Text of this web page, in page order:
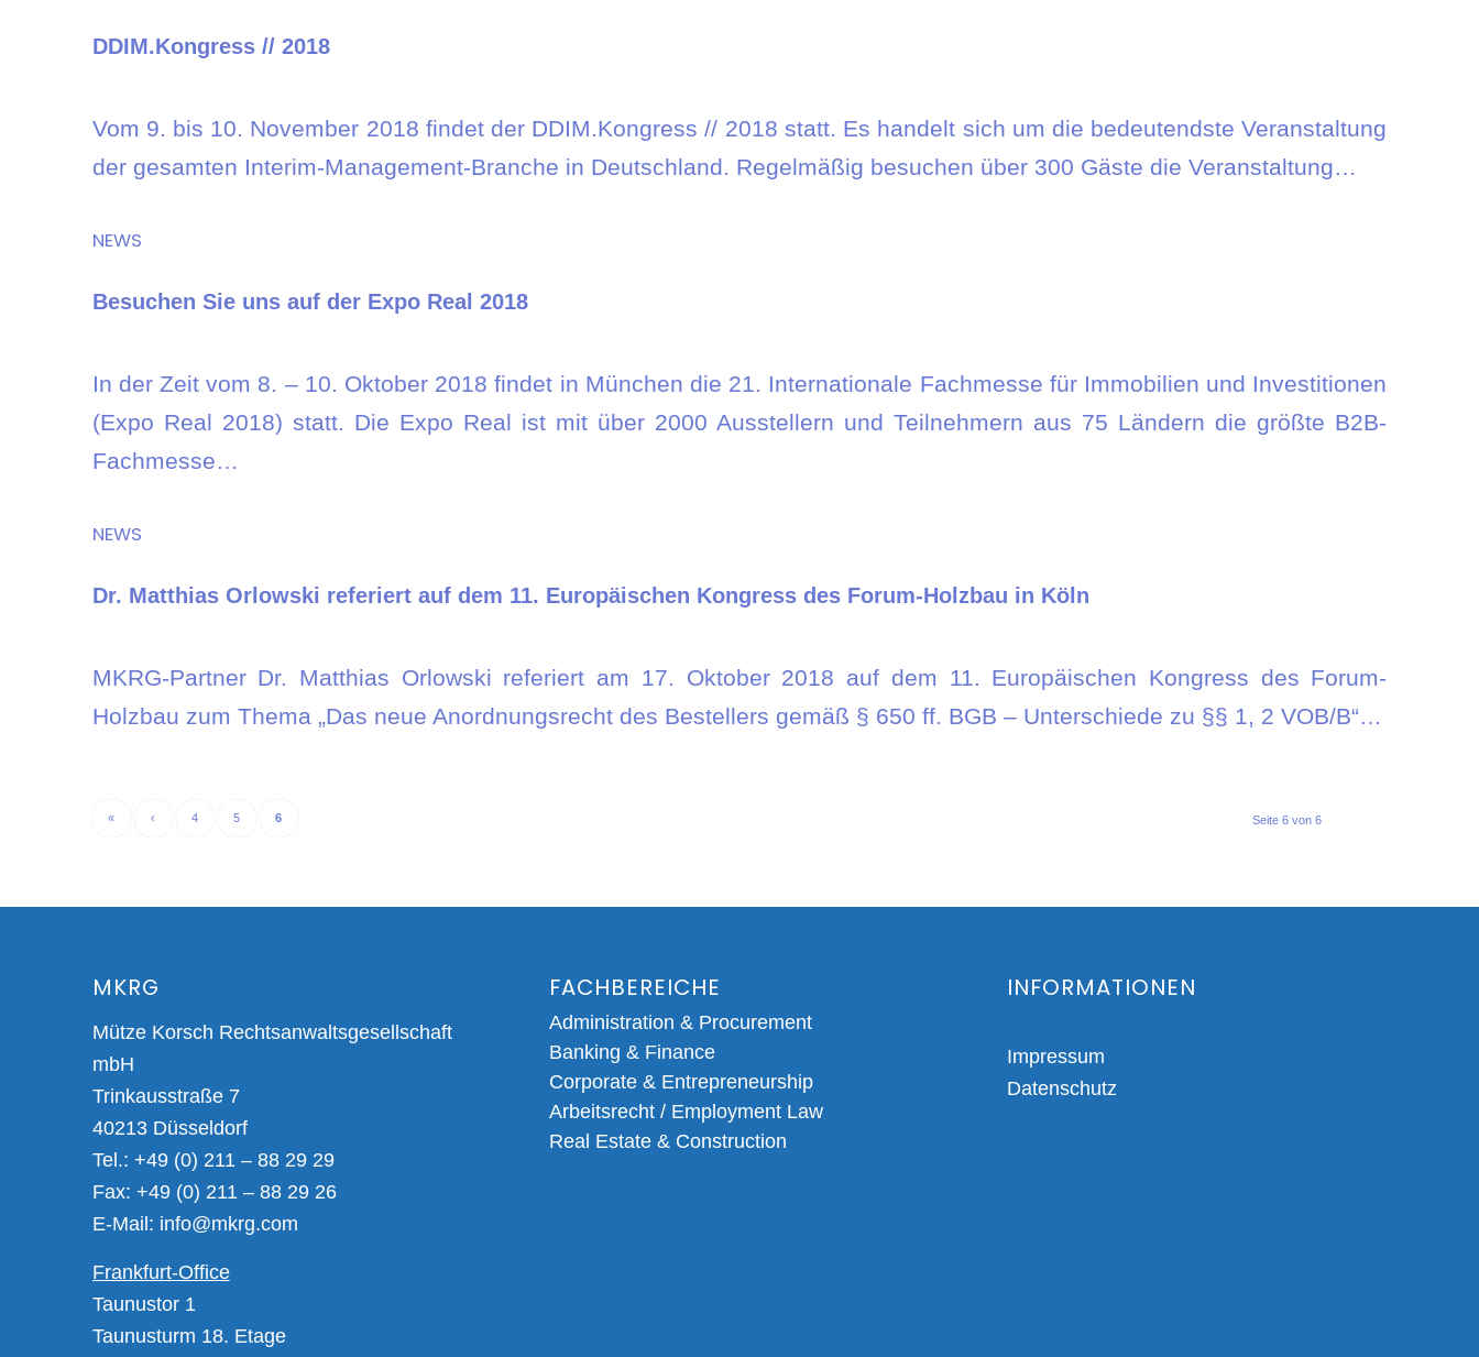
DDIM.Kongress // 2018
Vom 9. bis 10. November 2018 findet der DDIM.Kongress // 2018 statt. Es handelt sich um die bedeutendste Veranstaltung
der gesamten Interim-Management-Branche in Deutschland. Regelmäßig besuchen über 300 Gäste die Veranstaltung…
NEWS
Besuchen Sie uns auf der Expo Real 2018
In der Zeit vom 8. – 10. Oktober 2018 findet in München die 21. Internationale Fachmesse für Immobilien und Investitionen
(Expo Real 2018) statt. Die Expo Real ist mit über 2000 Ausstellern und Teilnehmern aus 75 Ländern die größte B2B-
Fachmesse…
NEWS
Dr. Matthias Orlowski referiert auf dem 11. Europäischen Kongress des Forum-Holzbau in Köln
MKRG-Partner Dr. Matthias Orlowski referiert am 17. Oktober 2018 auf dem 11. Europäischen Kongress des Forum-
Holzbau zum Thema „Das neue Anordnungsrecht des Bestellers gemäß § 650 ff. BGB – Unterschiede zu §§ 1, 2 VOB/B“…
Seite 6 von 6
« ‹ 4 5 6
MKRG
Mütze Korsch Rechtsanwaltsgesellschaft
mbH
Trinkausstraße 7
40213 Düsseldorf
Tel.: +49 (0) 211 – 88 29 29
Fax: +49 (0) 211 – 88 29 26
E-Mail: info@mkrg.com
Frankfurt-Office
Taunustor 1
Taunusturm 18. Etage
FACHBEREICHE
Administration & Procurement
Banking & Finance
Corporate & Entrepreneurship
Arbeitsrecht / Employment Law
Real Estate & Construction
INFORMATIONEN
Impressum
Datenschutz